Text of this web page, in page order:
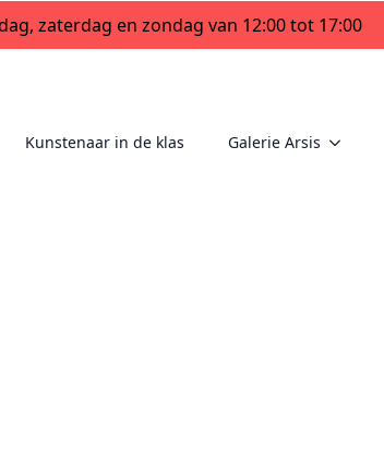
zaterdag en zondag van 12:00 tot 17:00
Kunstenaar in de klas Galerie Arsis